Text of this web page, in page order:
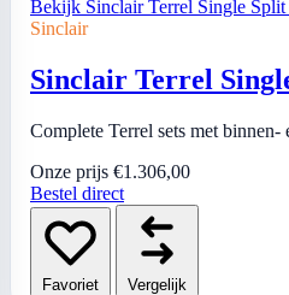
Bekijk Sinclair Terrel Single Split
Sinclair
Sinclair Terrel
Complete Terrel sets met
Onze prijs €1.306,00
Bestel direct
Favoriet Vergelijk